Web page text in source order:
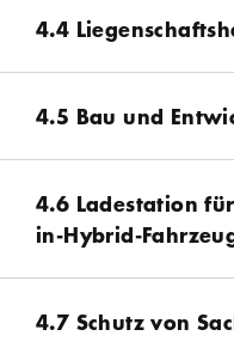
4.4
4.5 Bau und
4.6 Ladestation
in-Hybrid-
4.7 Schutz von